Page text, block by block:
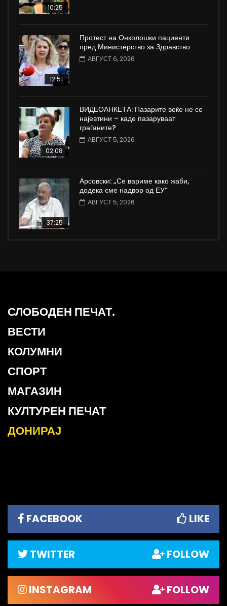
10:25
12:51
Протест на Онколошки пациенти
пред Министерство за Здравство
АВГУСТ 6, 2026
02:08
ВИДЕОАНКЕТА: Пазарите веќе не се
најевтини – каде пазаруваат
граѓаните?
АВГУСТ 5, 2026
37:25
Арсовски: „Се вариме како жаби,
додека сме надвор од ЕУ“
АВГУСТ 5, 2026
СЛОБОДЕН ПЕЧАТ.
ВЕСТИ
КОЛУМНИ
СПОРТ
МАГАЗИН
КУЛТУРЕН ПЕЧАТ
ДОНИРАЈ
FACEBOOK LIKE
TWITTER FOLLOW
INSTAGRAM FOLLOW